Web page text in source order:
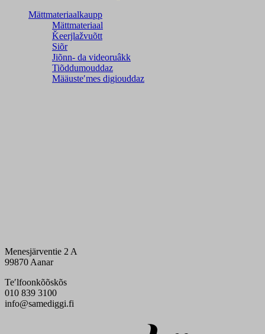
Mättmateriaalkaupp
Mättmateriaal
Ǩeerjlažvuõtt
Siõr
Jiõnn- da videoruâkk
Tiõddumouddaz
Määusteʹmes digiouddaz
Menesjärventie 2 A
99870 Aanar
Teʹlfoonkõõskõs
010 839 3100
info@samediggi.fi